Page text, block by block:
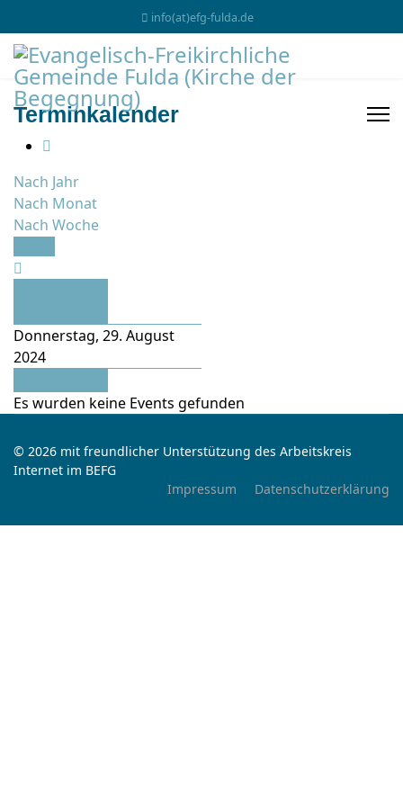
info(at)efg-fulda.de
Terminkalender
Nach Jahr
Nach Monat
Nach Woche
Donnerstag, 29. August
2024
Es wurden keine Events gefunden
© 2026 mit freundlicher Unterstützung des Arbeitskreis
Internet im BEFG
Impressum
Datenschutzerklärung